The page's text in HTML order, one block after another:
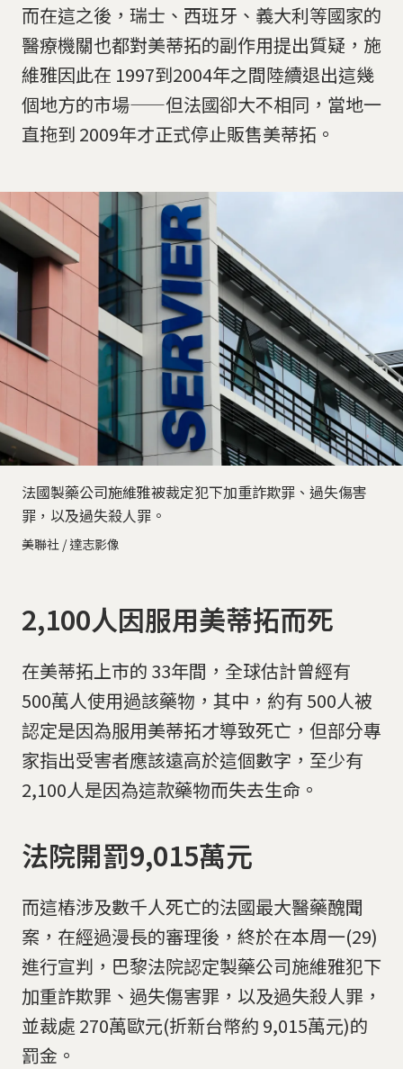
而在這之後，瑞士、西班牙、義大利等國家的
醫療機關也都對美蒂拓的副作用提出質疑，施
維雅因此在 1997到2004年之間陸續退出這幾
個地方的市場——但法國卻大不相同，當地一
直拖到 2009年才正式停止販售美蒂拓。
法國製藥公司施維雅被裁定犯下加重詐欺罪、過失傷害
罪，以及過失殺人罪。
美聯社 / 達志影像
2,100人因服用美蒂拓而死
在美蒂拓上市的 33年間，全球估計曾經有
500萬人使用過該藥物，其中，約有 500人被
認定是因為服用美蒂拓才導致死亡，但部分專
家指出受害者應該遠高於這個數字，至少有
2,100人是因為這款藥物而失去生命。
法院開罰9,015萬元
而這樁涉及數千人死亡的法國最大醫藥醜聞
案，在經過漫長的審理後，終於在本周一(29)
進行宣判，巴黎法院認定製藥公司施維雅犯下
加重詐欺罪、過失傷害罪，以及過失殺人罪，
並裁處 270萬歐元(折新台幣約 9,015萬元)的
罰金。